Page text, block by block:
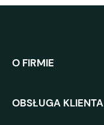
O FIRMIE
OBSŁUGA KLIENTA